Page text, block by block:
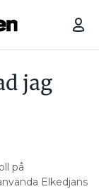
jag
på
Elkedjans
5 REGLER